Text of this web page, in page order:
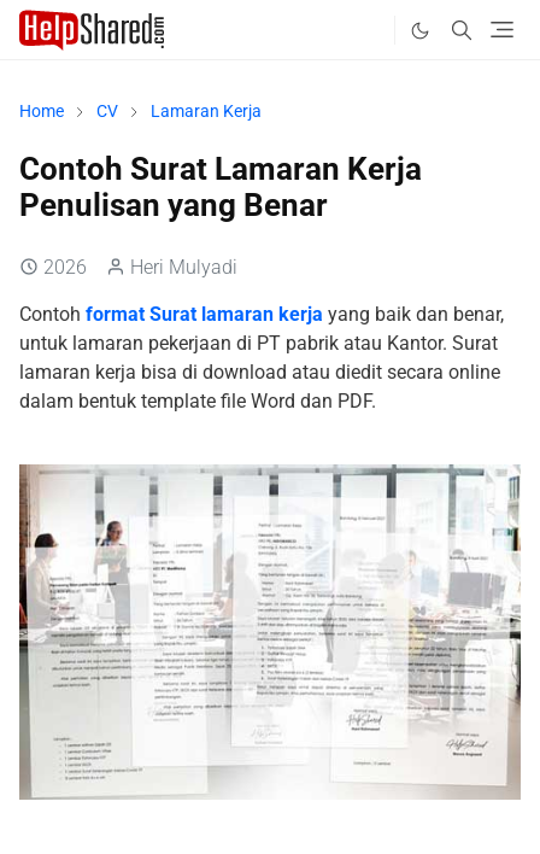
Home CV Lamaran Kerja
Contoh Surat Lamaran Kerja
Penulisan yang Benar
2026 Heri Mulyadi
Contoh format Surat lamaran kerja yang baik dan benar,
untuk lamaran pekerjaan di PT pabrik atau Kantor. Surat
lamaran kerja bisa di download atau diedit secara online
dalam bentuk template file Word dan PDF.